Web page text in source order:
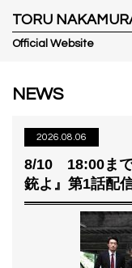
TORU NAKAMUR
Official Website
NEWS
2026.08.06
8/10 18:00まで
銃よ』第1話配